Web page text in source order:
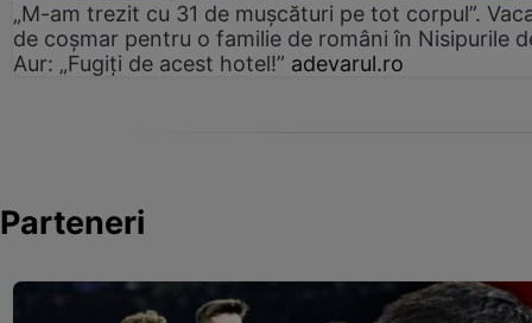
„M-am trezit cu 31 de mușcături pe tot corpul”.
de coșmar pentru o familie de români în Nisipurile
Aur: „Fugiți de acest hotel!” adevarul.ro
Parteneri